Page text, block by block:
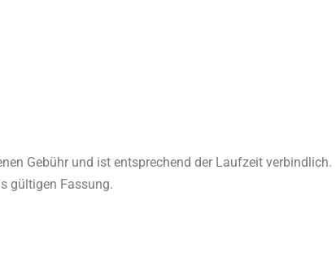
Gebühr und ist entsprechend der Laufzeit verbindlich.
gültigen Fassung.